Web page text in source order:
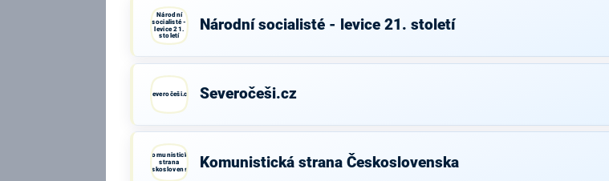
Národní
socialisté -
levice 21.
století
Národní socialisté - levice 21. století
Severočeši.cz Severočeši.cz
Komunistická
strana
Československa
Komunistická strana Československa